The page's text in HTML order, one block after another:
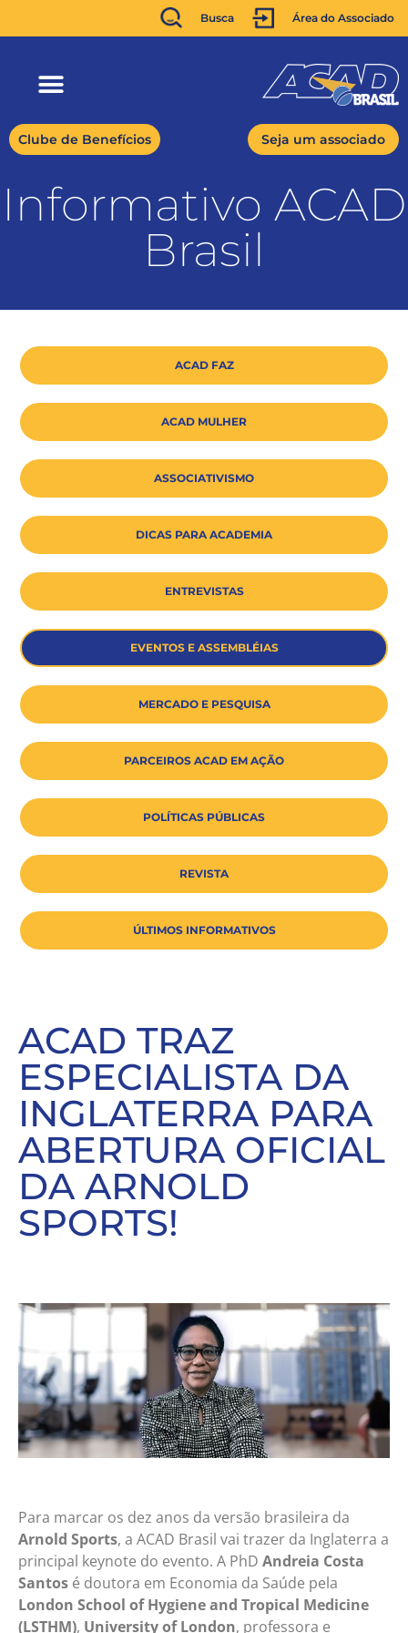
Busca Área do Associado
Clube de Benefícios Seja um associado
Informativo ACAD
Brasil
ACAD FAZ
ACAD MULHER
ASSOCIATIVISMO
DICAS PARA ACADEMIA
ENTREVISTAS
EVENTOS E ASSEMBLÉIAS
MERCADO E PESQUISA
PARCEIROS ACAD EM AÇÃO
POLÍTICAS PÚBLICAS
REVISTA
ÚLTIMOS INFORMATIVOS
ACAD TRAZ
ESPECIALISTA DA
INGLATERRA PARA
ABERTURA OFICIAL
DA ARNOLD
SPORTS!
Para marcar os dez anos da versão brasileira da
Arnold Sports, a ACAD Brasil vai trazer da Inglaterra a
principal keynote do evento. A PhD Andreia Costa
Santos é doutora em Economia da Saúde pela
London School of Hygiene and Tropical Medicine
(LSTHM), University of London, professora e